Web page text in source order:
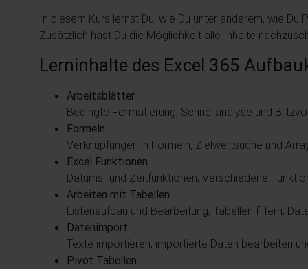
In diesem Kurs lernst Du, wie Du unter anderem, wie
Zusätzlich hast Du die Möglichkeit alle Inhalte
Lerninhalte des Excel 365
Arbeitsblätter
Bedingte Formatierung, Schnellanalyse und
Formeln
Verknüpfungen in Formeln, Zielwertsuche und
Excel Funktionen
Datums- und Zeitfunktionen, Verschiedene
Arbeiten mit Tabellen
Listenaufbau und Bearbeitung, Tabellen filtern,
Datenimport
Texte importieren, importierte Daten bearbeiten
Pivot Tabellen